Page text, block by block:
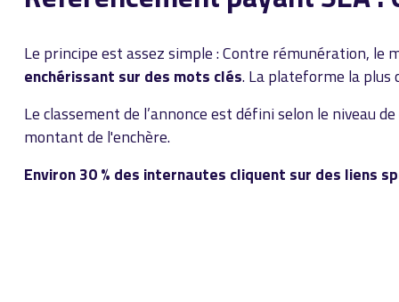
Le principe est assez simple : Contre rémunération, le
enchérissant sur des mots clés. La plateforme la plus
Le classement de l’annonce est défini selon le niveau
montant de l'enchère.
Environ 30 % des internautes cliquent sur des liens